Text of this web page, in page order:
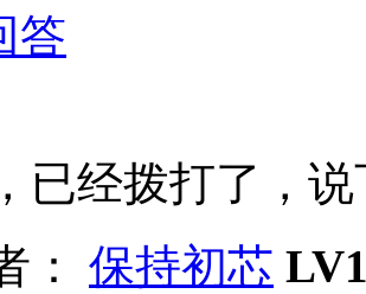
答
已经拨打了，
：
保持初芯